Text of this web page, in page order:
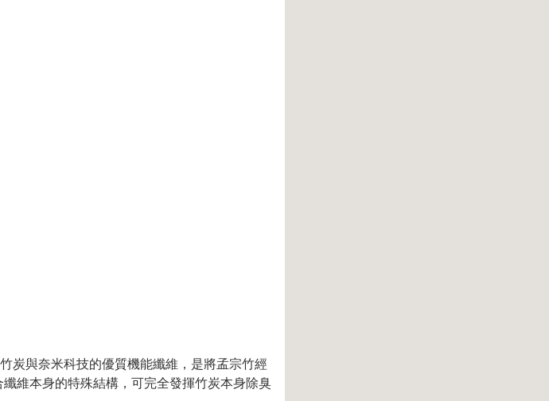
炭與奈米科技的優質機能纖維，是將孟宗竹經
維本身的特殊結構，可完全發揮竹炭本身除臭